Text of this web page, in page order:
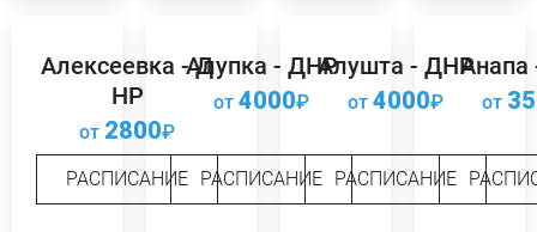
Алексеевка - Д
НР
от 2800₽
РАСПИСАНИЕ
Алупка - ДНР
от 4000₽
РАСПИСАНИЕ
Алушта - ДНР
от 4000₽
РАСПИСАНИЕ
от